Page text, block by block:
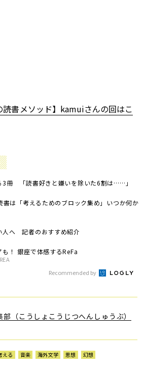
読書メソッド】kamuiさんの回はこ
3冊 「読書好きと嫌いを除いた6割は……」
は「考えるためのブロック集め」いつか何か
人へ 記者のおすすめ紹介
も！ 銀座で体感するReFa
Recommended by
（こうしょこうじつへんしゅうぶ）
える 音楽 海外文学 思想 幻想